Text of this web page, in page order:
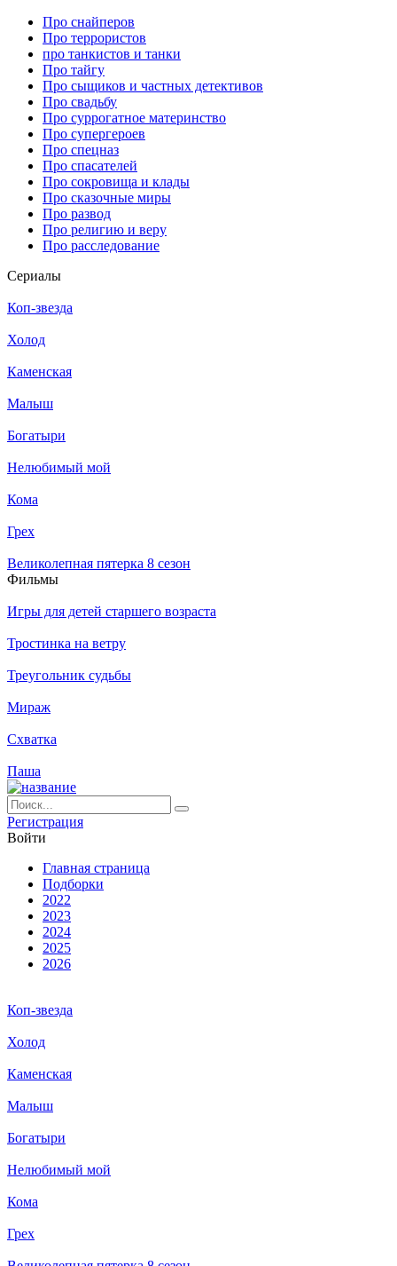
Про снайперов
Про террористов
про танкистов и танки
Про тайгу
Про сыщиков и частных детективов
Про свадьбу
Про суррогатное материнство
Про супергероев
Про спецназ
Про спасателей
Про сокровища и клады
Про сказочные миры
Про развод
Про религию и веру
Про расследование
Се­риа­лы
Коп-звезда
Холод
Каменская
Малыш
Богатыри
Нелюбимый мой
Кома
Грех
Великолепная пятерка 8 сезон
Филь­мы
Игры для детей старшего возраста
Тростинка на ветру
Треугольник судьбы
Мираж
Схватка
Паша
Ре­ги­ст­ра­ция
Вой­ти
Глав­ная стра­ни­ца
Подборки
2022
2023
2024
2025
2026
Коп-звезда
Холод
Каменская
Малыш
Богатыри
Нелюбимый мой
Кома
Грех